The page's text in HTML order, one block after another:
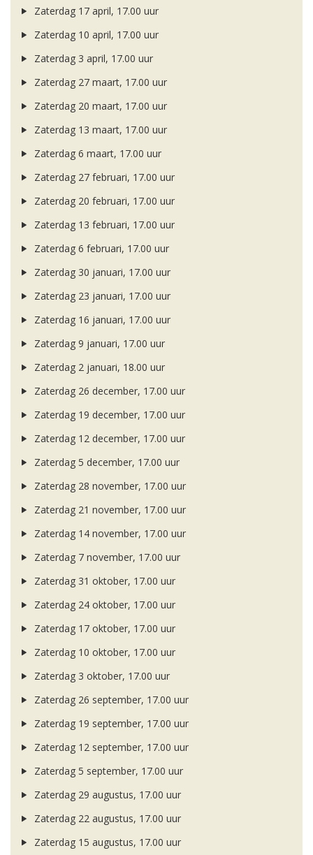
Zaterdag 17 april, 17.00 uur
Zaterdag 10 april, 17.00 uur
Zaterdag 3 april, 17.00 uur
Zaterdag 27 maart, 17.00 uur
Zaterdag 20 maart, 17.00 uur
Zaterdag 13 maart, 17.00 uur
Zaterdag 6 maart, 17.00 uur
Zaterdag 27 februari, 17.00 uur
Zaterdag 20 februari, 17.00 uur
Zaterdag 13 februari, 17.00 uur
Zaterdag 6 februari, 17.00 uur
Zaterdag 30 januari, 17.00 uur
Zaterdag 23 januari, 17.00 uur
Zaterdag 16 januari, 17.00 uur
Zaterdag 9 januari, 17.00 uur
Zaterdag 2 januari, 18.00 uur
Zaterdag 26 december, 17.00 uur
Zaterdag 19 december, 17.00 uur
Zaterdag 12 december, 17.00 uur
Zaterdag 5 december, 17.00 uur
Zaterdag 28 november, 17.00 uur
Zaterdag 21 november, 17.00 uur
Zaterdag 14 november, 17.00 uur
Zaterdag 7 november, 17.00 uur
Zaterdag 31 oktober, 17.00 uur
Zaterdag 24 oktober, 17.00 uur
Zaterdag 17 oktober, 17.00 uur
Zaterdag 10 oktober, 17.00 uur
Zaterdag 3 oktober, 17.00 uur
Zaterdag 26 september, 17.00 uur
Zaterdag 19 september, 17.00 uur
Zaterdag 12 september, 17.00 uur
Zaterdag 5 september, 17.00 uur
Zaterdag 29 augustus, 17.00 uur
Zaterdag 22 augustus, 17.00 uur
Zaterdag 15 augustus, 17.00 uur